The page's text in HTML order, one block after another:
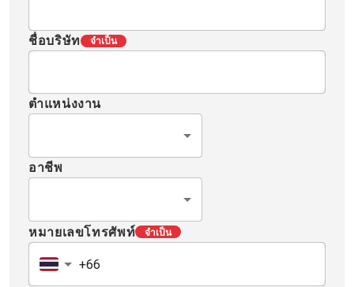
ชื่อบริษัท จำเป็น
ตำแหน่งงาน
อาชีพ
หมายเลขโทรศัพท์ จำเป็น